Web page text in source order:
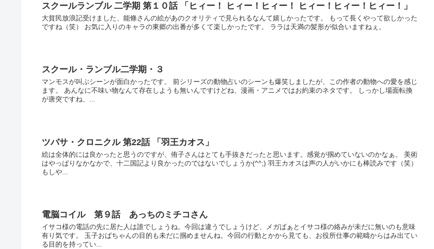
スクールランブル 二学期 第１０話 「ヒィー！ ヒィー！ヒィー！ ヒィー！ヒィー！ヒィー！」
大貧民放浪記受けました、能條さんの絵があのクオリティで見られるなんて嬉しかったです。 もって長くやって欲しかった
ですね（笑） お気に入りのキャラの東郷の出番が多くて楽しかったです。 ララは天満の髪形が似合いますねぇ。
スクール・ランブル二学期・３
マンモスが叫ぶシーンが面白かったです。 前シリーズの動物占いのシーンも爆笑しましたが、この作者の動物への愛を感じ
ます。 あんなに不味い物なんて存在しようも無いんですけどね、漫画・アニメではお約束のネタです。 しっかし場面転換
が唐突ですね、...
ツバサ・クロニクル 第22話 「羽王カオス」
絵は全体的には良かったと思うのですが、侑子さんはとても手抜きだったと思います。感覚が掴めていないのかなぁ。 美術
はやっぱりなかなかで、十二国記より良かったのではないでしょうか(^^;) 羽王カオスは声の人がいかにも棒読みです（笑）
もしや...
電脳コイル 第９話 あっちのミチコさん
イサコ様の電話の先に居た人は誰でしょうね。今回は違うでしょうけど、メガばぁとイサコ様の絡みが未だに無いのも意味
有り気です。 玉子おばちゃんの目的も未だに掴めませんね。今回の行動とかから見ても、お役所仕事の範疇からはみ出てい
る目的を持ってい...